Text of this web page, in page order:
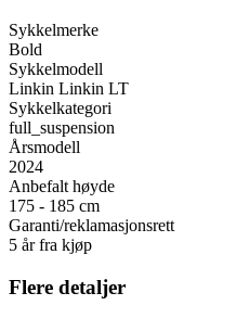
Sykkelmerke
Bold
Sykkelmodell
Linkin Linkin LT
Sykkelkategori
full_suspension
Årsmodell
2024
Anbefalt høyde
175 - 185 cm
Garanti/reklamasjonsrett
5 år fra kjøp
Flere detaljer